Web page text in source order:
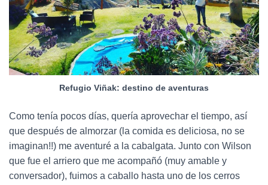
Refugio Viñak: destino de aventuras
Como tenía pocos días, quería aprovechar el tiempo, así
que después de almorzar (la comida es deliciosa, no se
imaginan!!) me aventuré a la cabalgata. Junto con Wilson
que fue el arriero que me acompañó (muy amable y
conversador), fuimos a caballo hasta uno de los cerros